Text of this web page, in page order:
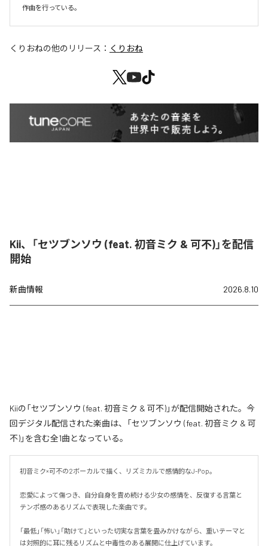
作曲を行っている。
くりおねの他のリリース： くりおね
Kii、「セツブンソウ (feat. 初音ミク & 可不)」を配信
開始
新曲情報 2026.8.10
Kiiの「セツブンソウ (feat. 初音ミク & 可不)」が配信開始された。今
回デジタル配信された楽曲は、「セツブンソウ (feat. 初音ミク & 可
不)」を含む全1曲となっている。
初音ミク×可不の2ボーカルで描く、リズミカルで感情的なJ-Pop。
恋愛によって傷つき、自分自身を責め続ける少女の感情を、反復する言葉と
テンポ感のあるリズムで表現した楽曲です。
「最低」「怖い」「助けて」といった切実な言葉を畳みかけながら、重いテーマと
は対照的に耳に残るリズムと中毒性のある展開に仕上げています。